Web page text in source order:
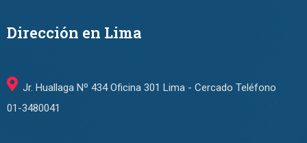
Dirección en Lima
Jr. Huallaga Nº 434 Oficina 301 Lima - Cercado Teléfono
01-3480041